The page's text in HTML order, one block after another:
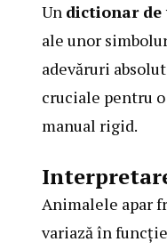
Un dictionar de
ale unor
adevăruri
cruciale pentru
manual rigid.
Animalele apar
variază în